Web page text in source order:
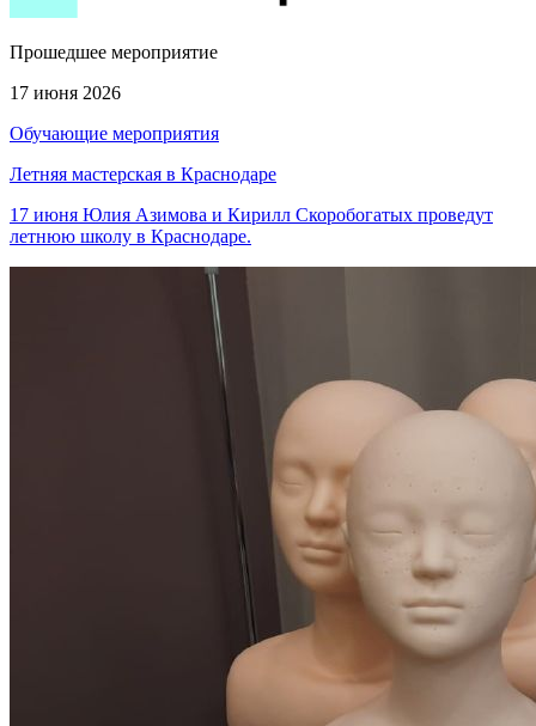
Прошедшее мероприятие
17 июня 2026
Обучающие мероприятия
Летняя мастерская в Краснодаре
17 июня Юлия Азимова и Кирилл Скоробогатых проведут
летнюю школу в Краснодаре.